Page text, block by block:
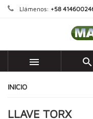
Llámenos: +58
 
INICIO
LLAVE TORX